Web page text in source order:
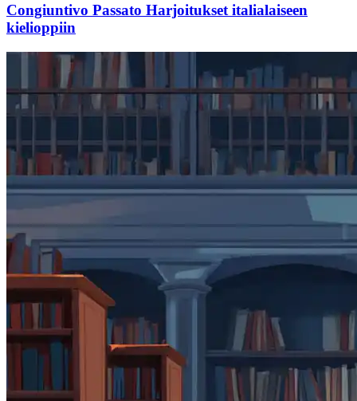
Congiuntivo Passato Harjoitukset italialaiseen
kielioppiin